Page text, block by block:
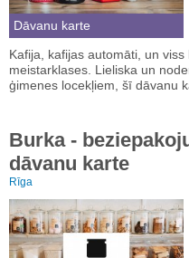
Dāvanu karte
Kafija, kafijas automāti, un
meistarklases. Lieliska un
ģimenes locekļiem, šī dāvanu
Burka -
dāvanu karte
Rīga